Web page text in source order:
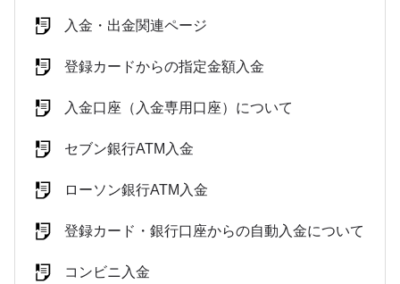
入金・出金関連ページ
登録カードからの指定金額入金
入金口座（入金専用口座）について
セブン銀行ATM入金
ローソン銀行ATM入金
登録カード・銀行口座からの自動入金について
コンビニ入金